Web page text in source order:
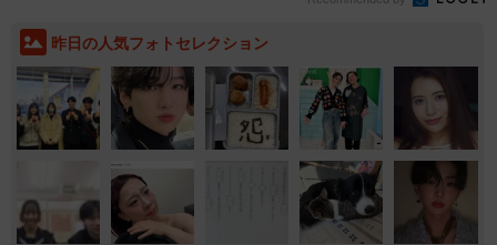
昨日の人気フォトセレクション